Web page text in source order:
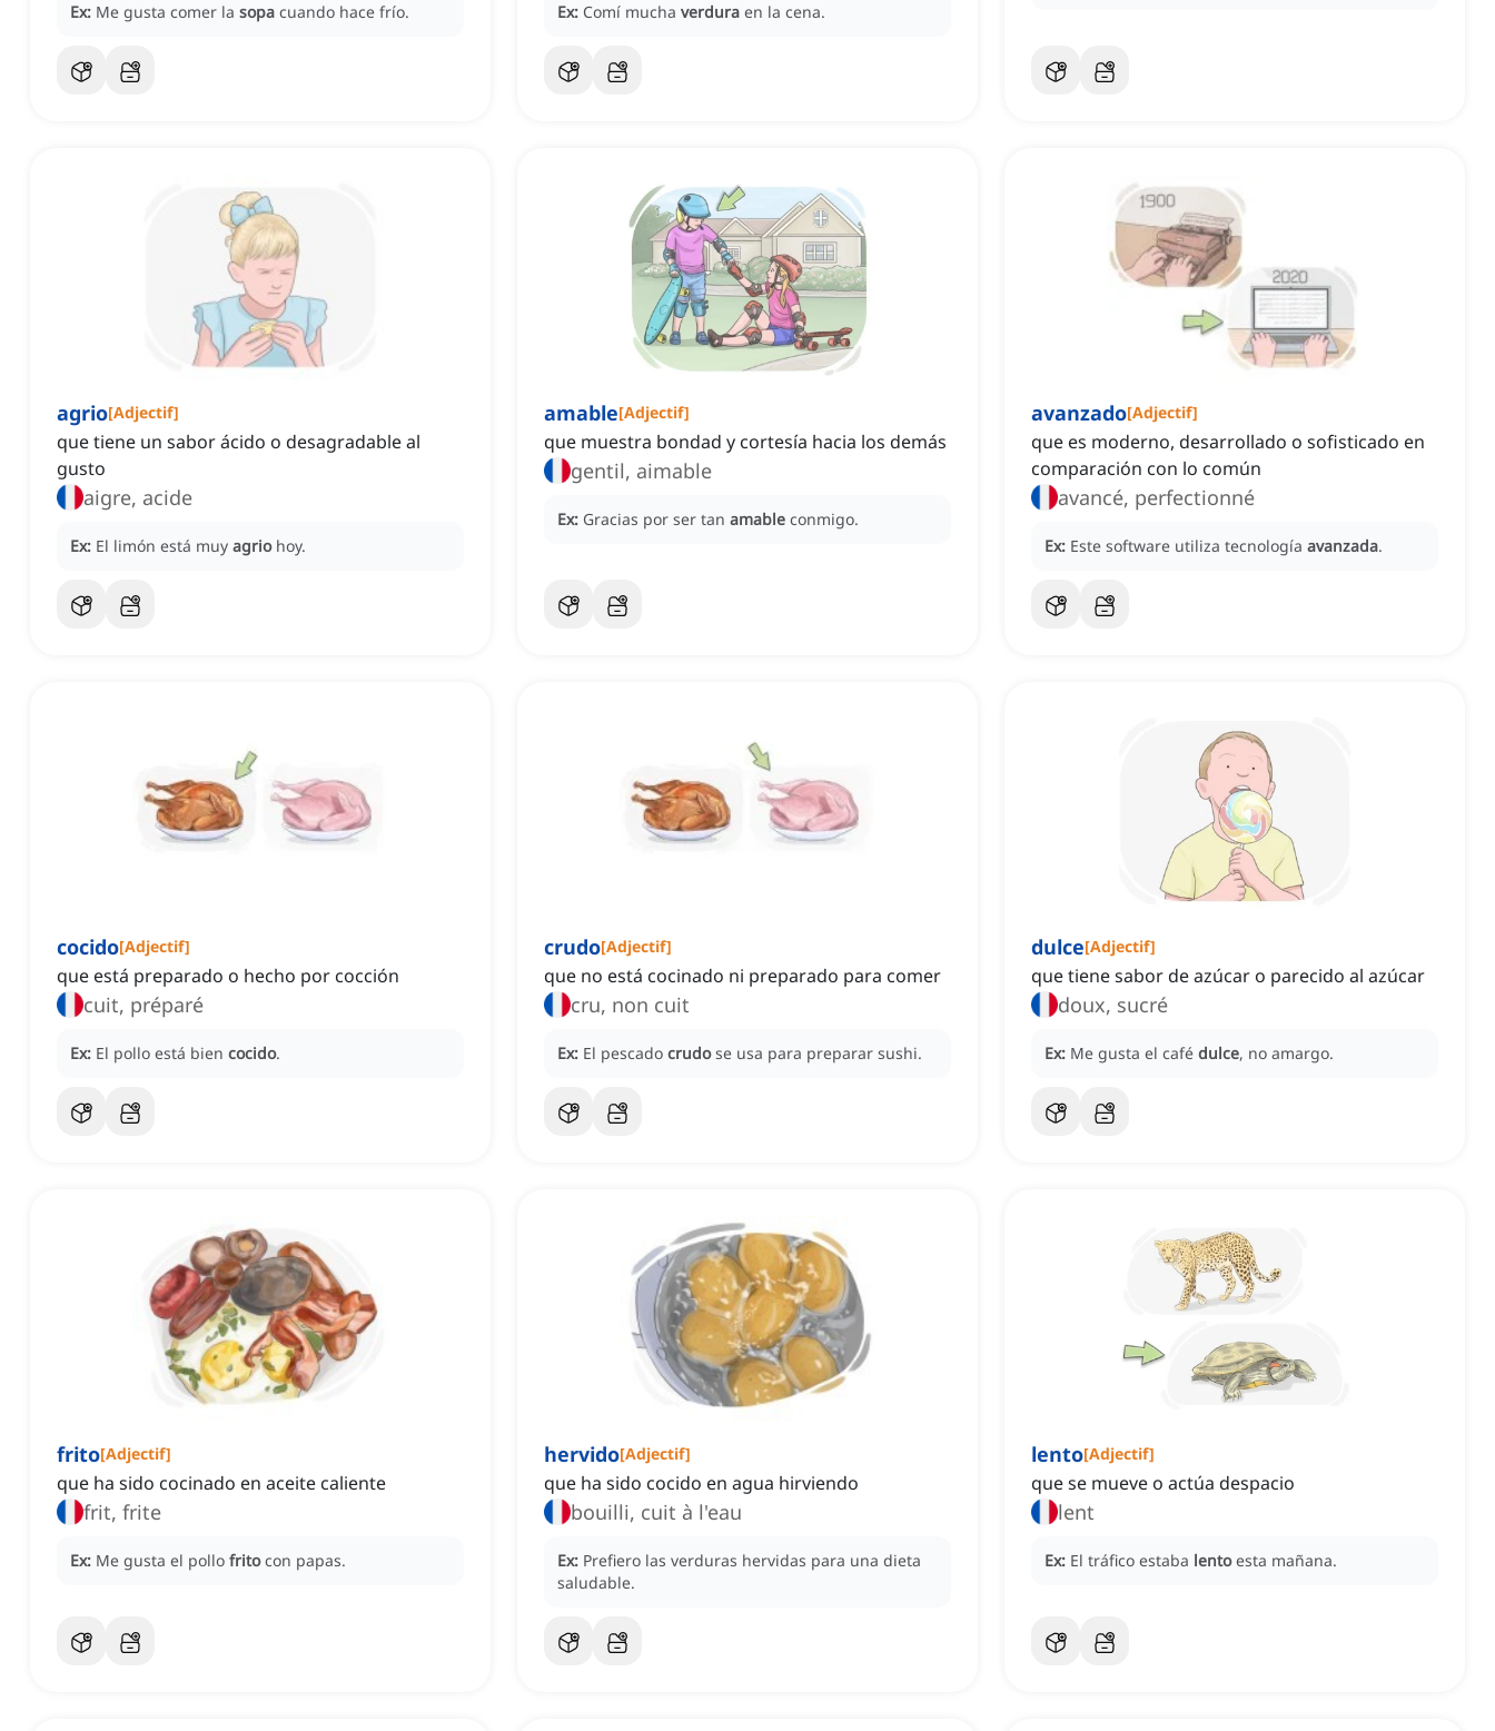
Ex: Me gusta comer la sopa cuando hace frío. Ex: Comí mucha verdura en la cena.
agrio[Adjectif]
que tiene un sabor ácido o desagradable al
gusto
aigre, acide
Ex: El limón está muy agrio hoy.
amable[Adjectif]
que muestra bondad y cortesía hacia los demás
gentil, aimable
Ex: Gracias por ser tan amable conmigo.
avanzado[Adjectif]
que es moderno, desarrollado o sofisticado en
comparación con lo común
avancé, perfectionné
Ex: Este software utiliza tecnología avanzada.
cocido[Adjectif]
que está preparado o hecho por cocción
cuit, préparé
Ex: El pollo está bien cocido.
crudo[Adjectif]
que no está cocinado ni preparado para comer
cru, non cuit
Ex: El pescado crudo se usa para preparar sushi.
dulce[Adjectif]
que tiene sabor de azúcar o parecido al azúcar
doux, sucré
Ex: Me gusta el café dulce, no amargo.
frito[Adjectif]
que ha sido cocinado en aceite caliente
frit, frite
Ex: Me gusta el pollo frito con papas.
hervido[Adjectif]
que ha sido cocido en agua hirviendo
bouilli, cuit à l'eau
Ex: Prefiero las verduras hervidas para una dieta
saludable.
lento[Adjectif]
que se mueve o actúa despacio
lent
Ex: El tráfico estaba lento esta mañana.